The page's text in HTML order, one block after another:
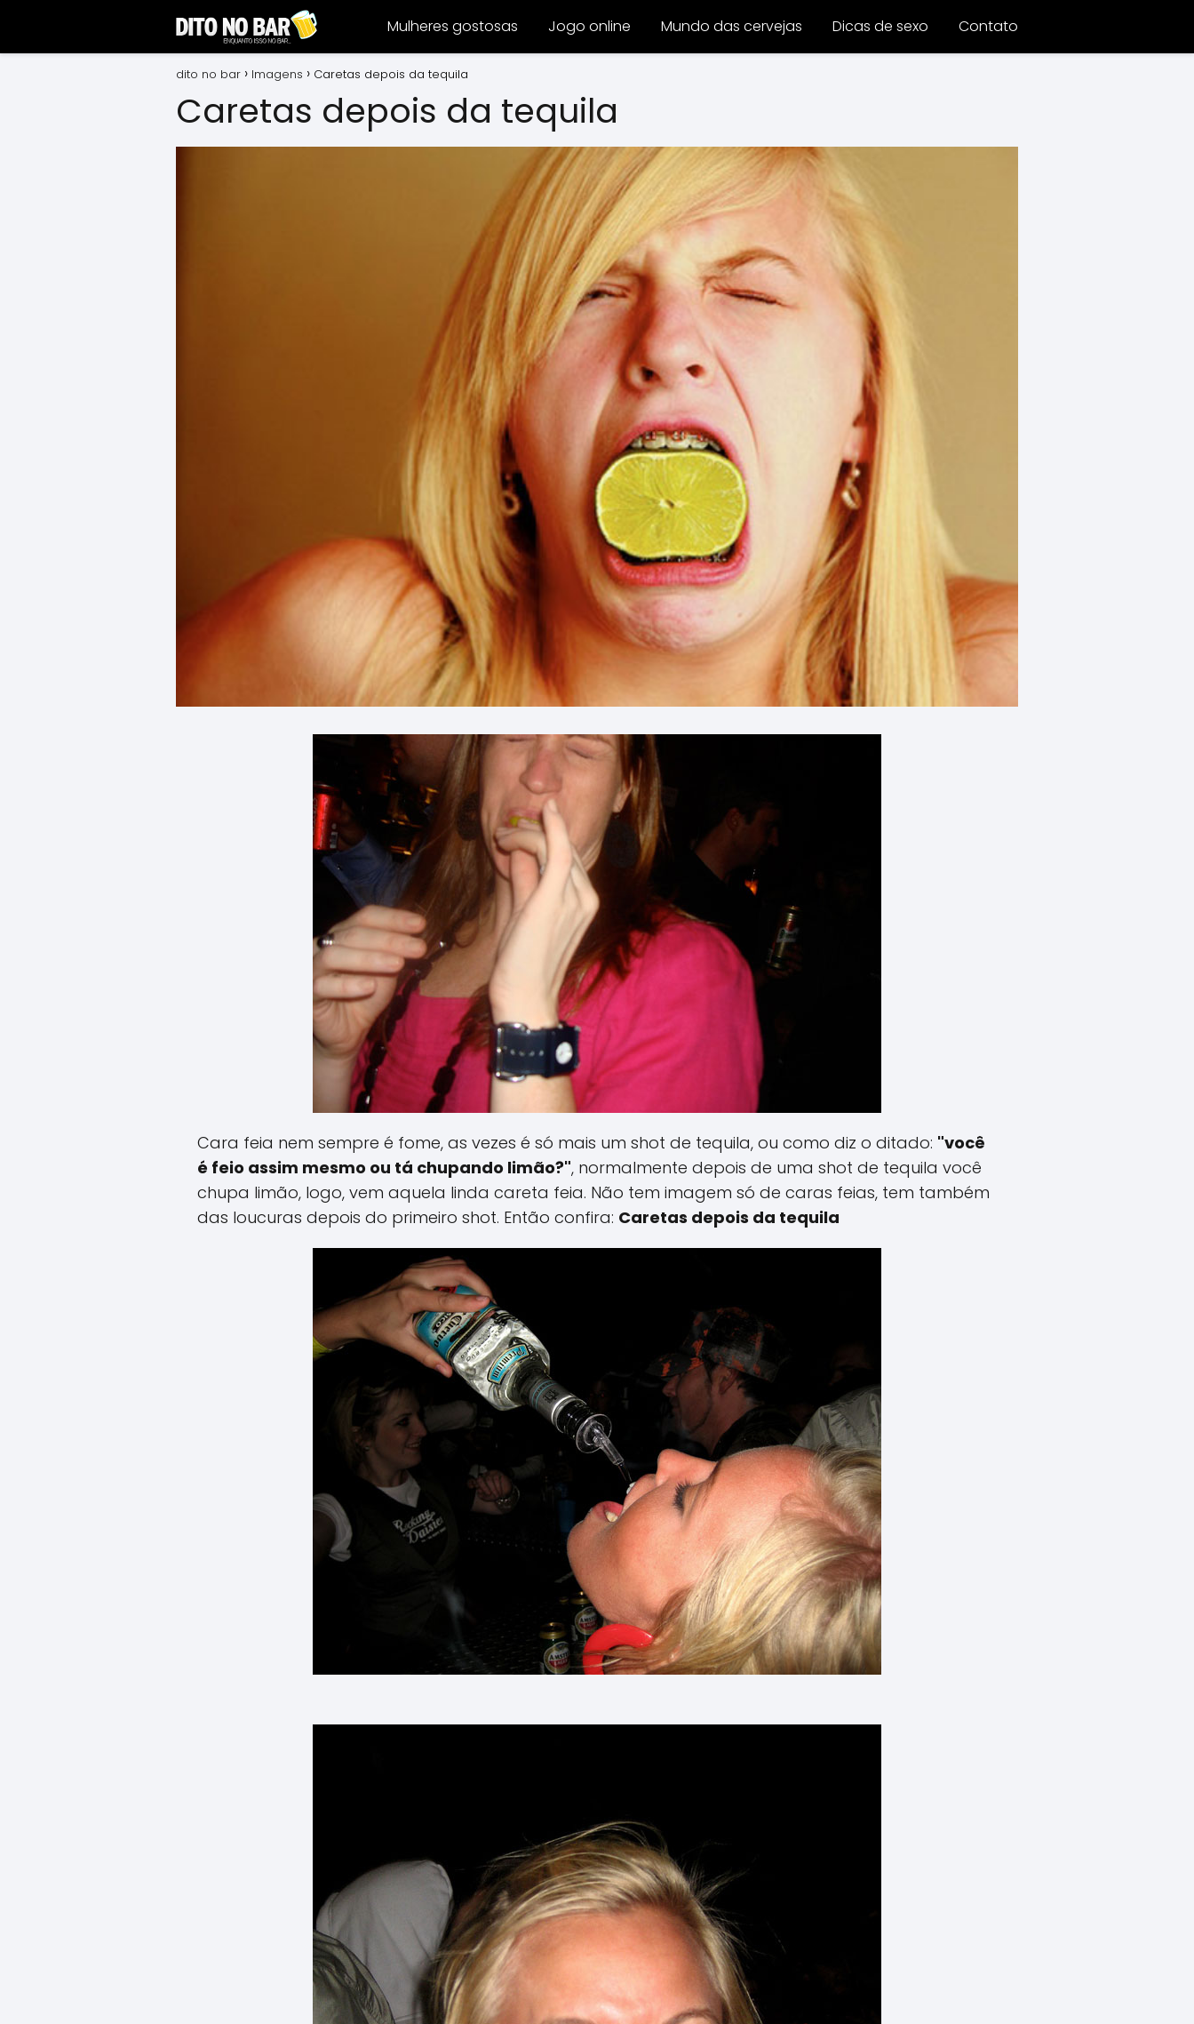
Mulheres gostosas Jogo online Mundo das cervejas Dicas de sexo Contato
dito no bar Imagens Caretas depois da tequila
Caretas depois da tequila
Cara feia nem sempre é fome, as vezes é só mais um shot de tequila, ou como diz o ditado: "você
é feio assim mesmo ou tá chupando limão?", normalmente depois de uma shot de tequila você
chupa limão, logo, vem aquela linda careta feia. Não tem imagem só de caras feias, tem também
das loucuras depois do primeiro shot. Então confira: Caretas depois da tequila